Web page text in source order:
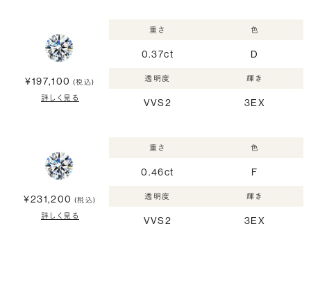
¥197,100 (税込)
詳しく見る
重さ
0.37ct
色
D
透明度
VVS2
輝き
3EX
¥231,200 (税込)
詳しく見る
重さ
0.46ct
色
F
透明度
VVS2
輝き
3EX